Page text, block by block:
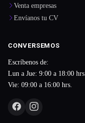
Venta empresas
Envíanos tu CV
CONVERSEMOS
Escríbenos de:
Lun a Jue: 9:00 a 18:00 hrs.
Vie: 09:00 a 16:00 hrs.